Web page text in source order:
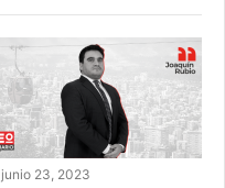
junio 23, 2023